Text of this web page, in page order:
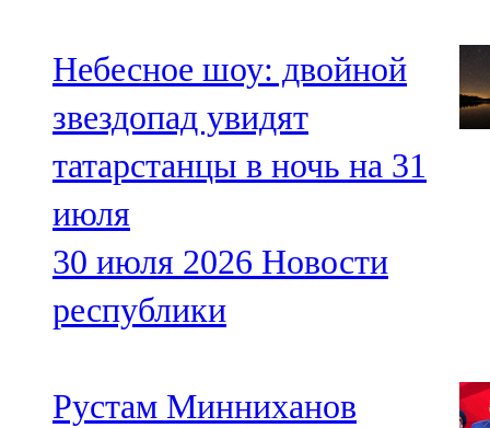
Небесное шоу: двойной
звездопад увидят
татарстанцы в ночь на 31
июля
30 июля 2026 Новости
республики
Рустам Минниханов